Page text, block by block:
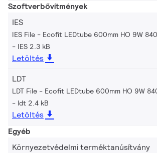
Szoftverbővítmények
IES
IES File - Ecofit LEDtube 600mm HO 9W
IES 2.3 kB
Letöltés
LDT
LDT File - Ecofit LEDtube 600mm HO 9W
ldt 2.4 kB
Letöltés
Egyéb
Környezetvédelmi terméktanúsítvány